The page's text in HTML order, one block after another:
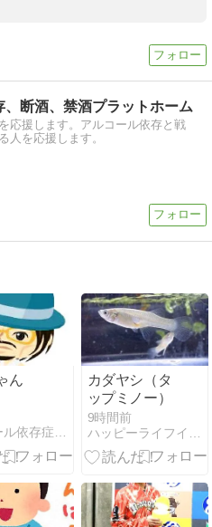
、断酒、禁酒プラットホーム
応援します。アルコール依存と戦
人を応援します。
ん
アルコール依存症・・・断酒の記録
カダヤシ（タ
ップミノー）
9時間前